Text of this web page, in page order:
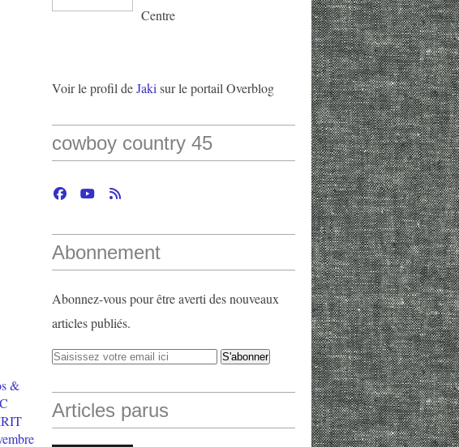
Centre
Voir le profil deJaki sur le portail Overblog
cowboy country 45
Abonnement
Abonnez-vous pour être averti des nouveaux
articles publiés.
Articles parus